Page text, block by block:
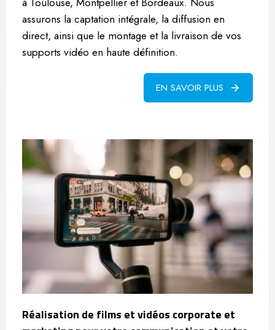
assurons la captation intégrale, la diffusion en
direct, ainsi que le montage et la livraison de vos
supports vidéo en haute définition.
EN SAVOIR PLUS
Réalisation de films et vidéos corporate et